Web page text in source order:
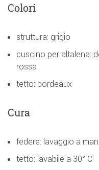
Colori
struttura: grigio
cuscino per altalena:
rossa
tetto: bordeaux
Cura
federe: lavaggio a
tetto: lavabile a 30° C